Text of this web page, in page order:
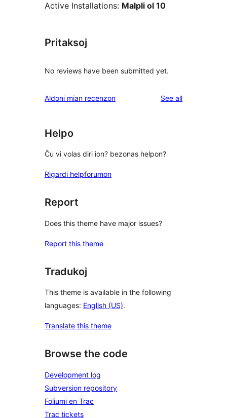
Active Installations: Malpli ol 10
Pritaksoj
No reviews have been submitted yet.
Aldoni mian recenzon See allreviews
Helpo
Ĉu vi volas diri ion? bezonas helpon?
Rigardi helpforumon
Report
Does this theme have major issues?
Report this theme
Tradukoj
This theme is available in the following
languages: English (US).
Translate this theme
Browse the code
Development log
Subversion repository
Foliumi en Trac
Trac tickets